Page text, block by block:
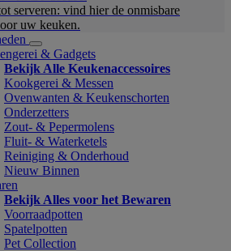
serveren: vind hier de onmisbare
uw keuken.
& Gadgets
Bekijk Alle Keukenaccessoires
Kookgerei & Messen
Ovenwanten & Keukenschorten
Onderzetters
Zout- & Pepermolens
Fluit- & Waterketels
Reiniging & Onderhoud
Nieuw Binnen
Bekijk Alles voor het Bewaren
Voorraadpotten
Spatelpotten
Pet Collection